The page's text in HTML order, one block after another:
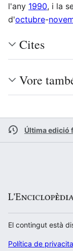
l'any 1990, i la
d'octubre-
Cites
Vore
Última edició
El contingut està
Política de